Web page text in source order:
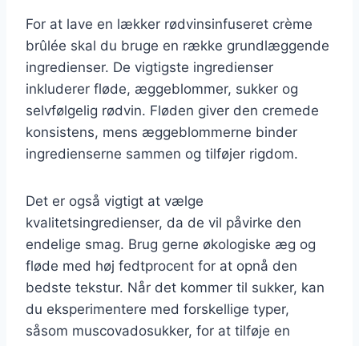
For at lave en lækker rødvinsinfuseret crème
brûlée skal du bruge en række grundlæggende
ingredienser. De vigtigste ingredienser
inkluderer fløde, æggeblommer, sukker og
selvfølgelig rødvin. Fløden giver den cremede
konsistens, mens æggeblommerne binder
ingredienserne sammen og tilføjer rigdom.
Det er også vigtigt at vælge
kvalitetsingredienser, da de vil påvirke den
endelige smag. Brug gerne økologiske æg og
fløde med høj fedtprocent for at opnå den
bedste tekstur. Når det kommer til sukker, kan
du eksperimentere med forskellige typer,
såsom muscovadosukker, for at tilføje en